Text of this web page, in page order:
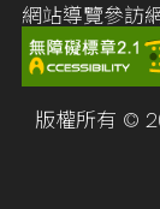
網站導覽參訪
版權所有 ©